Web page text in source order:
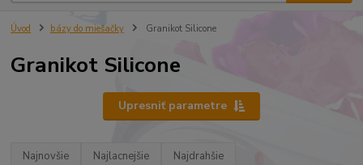
Úvod bázy do miešačky Granikot Silicone
Granikot Silicone
Upresniť parametre
Najnovšie Najlacnejšie Najdrahšie